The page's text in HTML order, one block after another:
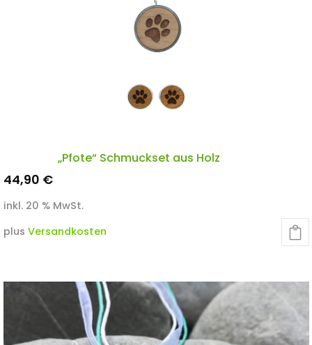
„Pfote“ Schmuckset aus Holz
44,90 €
inkl. 20 % MwSt.
plus Versandkosten